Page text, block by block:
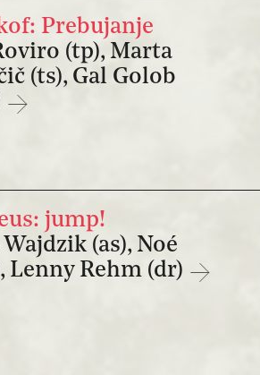
Prebujanje
(tp), Marta
(ts), Gal Golob
jump!
(as), Noé
Lenny Rehm (dr)